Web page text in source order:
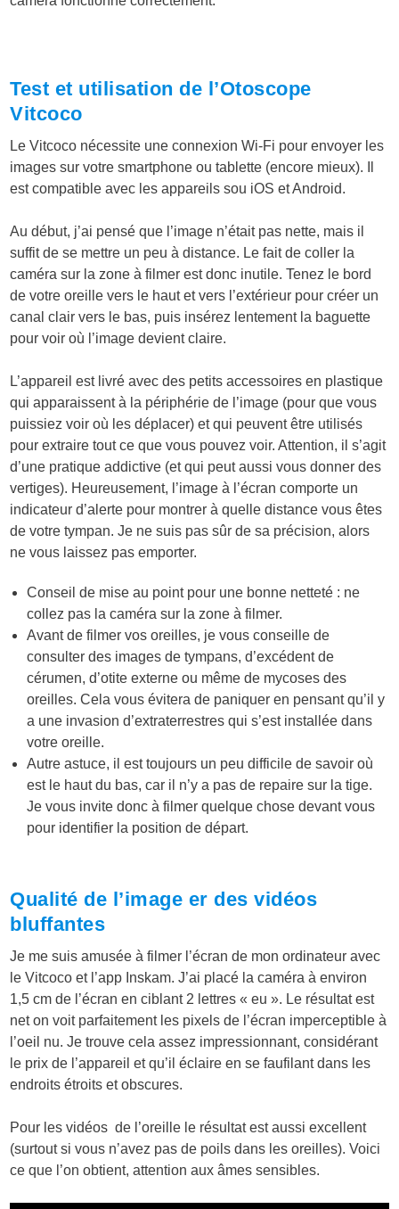
Test et utilisation de l’Otoscope
Vitcoco
Le Vitcoco nécessite une connexion Wi-Fi pour envoyer les
images sur votre smartphone ou tablette (encore mieux). Il
est compatible avec les appareils sou iOS et Android.
Au début, j’ai pensé que l’image n’était pas nette, mais il
suffit de se mettre un peu à distance. Le fait de coller la
caméra sur la zone à filmer est donc inutile. Tenez le bord
de votre oreille vers le haut et vers l’extérieur pour créer un
canal clair vers le bas, puis insérez lentement la baguette
pour voir où l’image devient claire.
L’appareil est livré avec des petits accessoires en plastique
qui apparaissent à la périphérie de l’image (pour que vous
puissiez voir où les déplacer) et qui peuvent être utilisés
pour extraire tout ce que vous pouvez voir. Attention, il s’agit
d’une pratique addictive (et qui peut aussi vous donner des
vertiges). Heureusement, l’image à l’écran comporte un
indicateur d’alerte pour montrer à quelle distance vous êtes
de votre tympan. Je ne suis pas sûr de sa précision, alors
ne vous laissez pas emporter.
Conseil de mise au point pour une bonne netteté : ne
collez pas la caméra sur la zone à filmer.
Avant de filmer vos oreilles, je vous conseille de
consulter des images de tympans, d’excédent de
cérumen, d’otite externe ou même de mycoses des
oreilles. Cela vous évitera de paniquer en pensant qu’il y
a une invasion d’extraterrestres qui s’est installée dans
votre oreille.
Autre astuce, il est toujours un peu difficile de savoir où
est le haut du bas, car il n’y a pas de repaire sur la tige.
Je vous invite donc à filmer quelque chose devant vous
pour identifier la position de départ.
Qualité de l’image er des vidéos
bluffantes
Je me suis amusée à filmer l’écran de mon ordinateur avec
le Vitcoco et l’app Inskam. J’ai placé la caméra à environ
1,5 cm de l’écran en ciblant 2 lettres « eu ». Le résultat est
net on voit parfaitement les pixels de l’écran imperceptible à
l’oeil nu. Je trouve cela assez impressionnant, considérant
le prix de l’appareil et qu’il éclaire en se faufilant dans les
endroits étroits et obscures.
Pour les vidéos de l’oreille le résultat est aussi excellent
(surtout si vous n’avez pas de poils dans les oreilles). Voici
ce que l’on obtient, attention aux âmes sensibles.